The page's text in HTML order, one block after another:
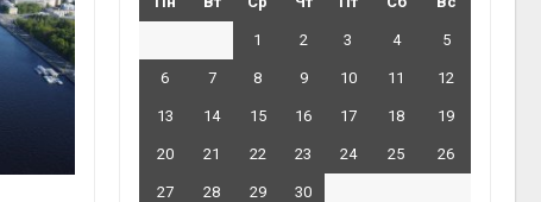
1 2 3 4 5
6 7 8 9 10 11 12
13 14 15 16 17 18 19
20 21 22 23 24 25 26
27 28 29
30